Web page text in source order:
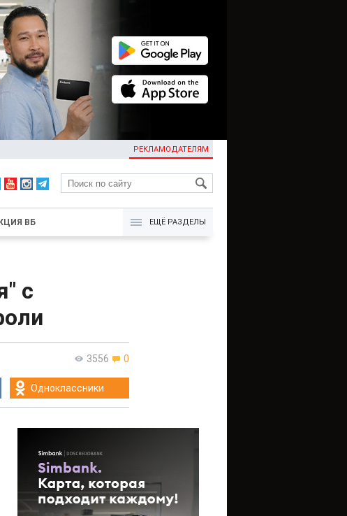
РЕКЛАМОДАТЕЛЯМ
KG
ВБ ЕЩЁ РАЗДЕЛЫ
с
3556 0
Одноклассники